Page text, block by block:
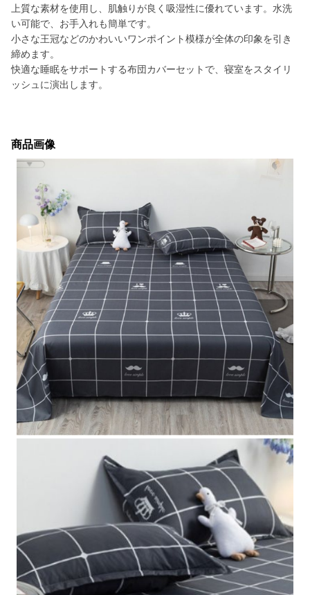
上質な素材を使用し、肌触りが良く吸湿性に優れています。水洗
い可能で、お手入れも簡単です。
小さな王冠などのかわいいワンポイント模様が全体の印象を引き
締めます。
快適な睡眠をサポートする布団カバーセットで、寝室をスタイリ
ッシュに演出します。
商品画像